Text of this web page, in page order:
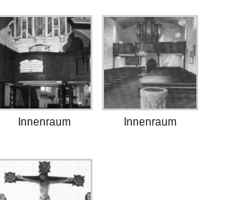
Innenraum Innenraum